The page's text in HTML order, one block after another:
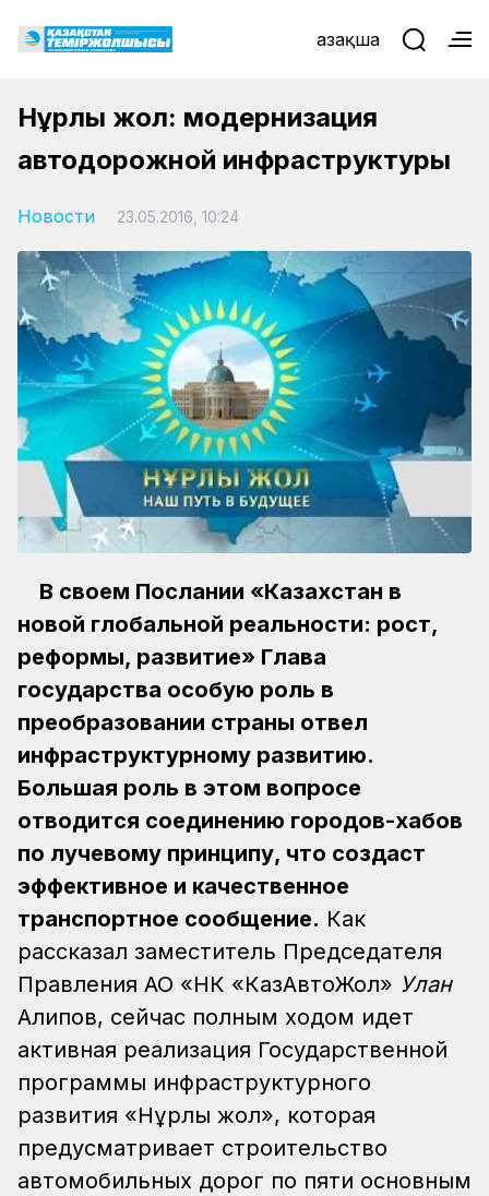
Қазақша
Нұрлы жол: модернизация
автодорожной инфраструктуры
Новости 23.05.2016, 10:24
В своем Послании «Казахстан в
новой глобальной реальности: рост,
реформы, развитие» Глава
государства особую роль в
преобразовании страны отвел
инфраструктурному развитию.
Большая роль в этом вопросе
отводится соединению городов-хабов
по лучевому принципу, что создаст
эффективное и качественное
транспортное сообщение. Как
рассказал заместитель Председателя
Правления АО «НК «КазАвтоЖол» Улан
Алипов, сейчас полным ходом идет
активная реализация Государственной
программы инфраструктурного
развития «Нұрлы жол», которая
предусматривает строительство
автомобильных дорог по пяти основным